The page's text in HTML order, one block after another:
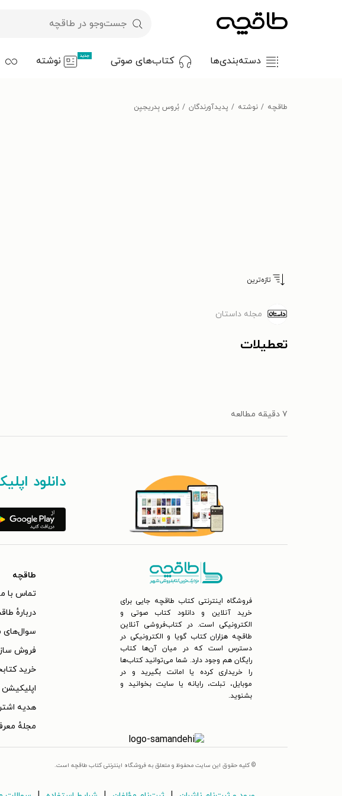
دسته‌بندی‌ها کتاب‌های صوتی جدید نوشته
طاقچه نوشته پدیدآورندگان بُروس بِدریجیِن
تازه‌ترین
مجله داستان
تعطیلات
۷ دقیقه مطالعه
دانلود
فروشگاه اینترنتی کتاب طاقچه جایی برای
خرید آنلاین و دانلود کتاب صوتی و
الکترونیکی است. در کتاب‌فروشی آنلاین
طاقچه هزاران کتاب گویا و الکترونیکی در
دسترس است که در میان آن‌ها کتاب
رایگان هم وجود دارد. شما می‌توانید کتاب‌ها
را خریداری کرده یا امانت بگیرید و در
موبایل، تبلت، رایانه یا سایت بخوانید و
بشنوید.
طاقچه
تماس با
دربارهٔ
سوال‌های
فروش
خرید
هدیه
مجلهٔ
© کلیه حقوق این سایت محفوظ و متعلق به فروشگاه اینترنتی کتاب طاقچه است.